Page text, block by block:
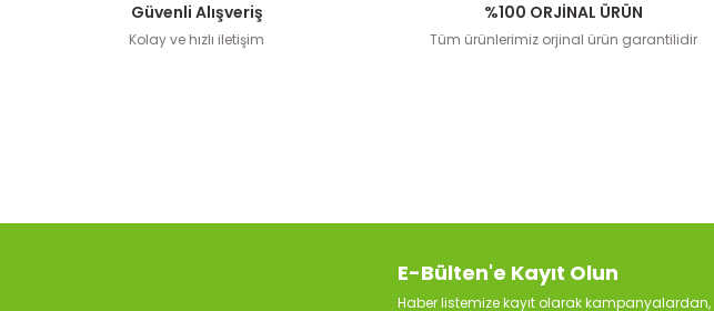
Güvenli Alışveriş
Kolay ve hızlı iletişim
%100 ORJİNAL ÜRÜN
Tüm ürünlerimiz orjinal ürün garantilidir
E-Bülten'e Kayıt Olun
Haber listemize kayıt olarak kampanyalardan,